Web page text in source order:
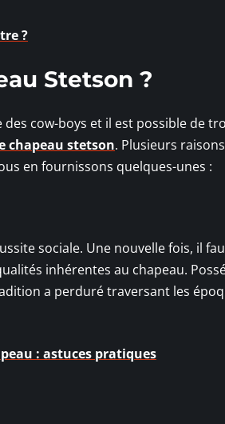
?
Stetson ?
des cow-boys et il est possible de
chapeau stetson. Plusieurs raisons
en fournissons quelques-unes :
sociale. Une nouvelle fois, il
inhérentes au chapeau.
a perduré traversant les
: astuces pratiques